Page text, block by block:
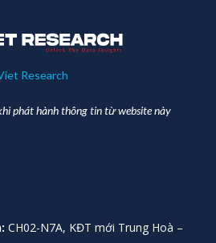
Research
phát hành thông tin từ website này
CH02-N7A, KĐT mới Trung Hoà –